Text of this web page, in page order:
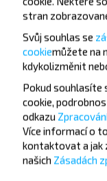
Často
Jak si koupit
Bolshaia
stran
Svůj souhlas se
cookiemůžete na
kdykolizměnit
Pokud souhlasíte
cookie,
odkazu
Více informací o
kontaktovat a jak
našich Zásadách